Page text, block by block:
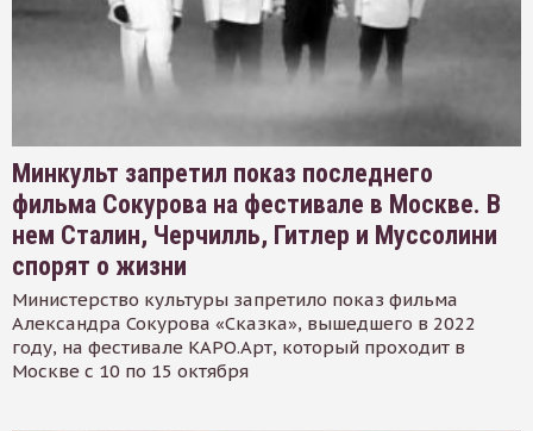
Минкульт запретил показ последнего
фильма Сокурова на фестивале в Москве. В
нем Сталин, Черчилль, Гитлер и Муссолини
спорят о жизни
Министерство культуры запретило показ фильма
Александра Сокурова «Сказка», вышедшего в 2022
году, на фестивале КАРО.Арт, который проходит в
Москве с 10 по 15 октября